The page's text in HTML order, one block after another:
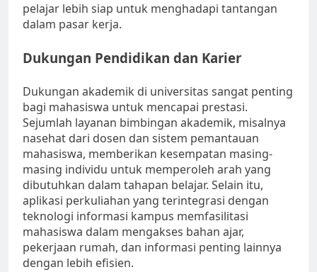
pelajar lebih siap untuk menghadapi tantangan
dalam pasar kerja.
Dukungan Pendidikan dan Karier
Dukungan akademik di universitas sangat penting
bagi mahasiswa untuk mencapai prestasi.
Sejumlah layanan bimbingan akademik, misalnya
nasehat dari dosen dan sistem pemantauan
mahasiswa, memberikan kesempatan masing-
masing individu untuk memperoleh arah yang
dibutuhkan dalam tahapan belajar. Selain itu,
aplikasi perkuliahan yang terintegrasi dengan
teknologi informasi kampus memfasilitasi
mahasiswa dalam mengakses bahan ajar,
pekerjaan rumah, dan informasi penting lainnya
dengan lebih efisien.